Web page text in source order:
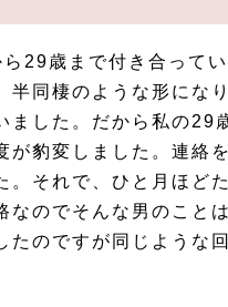
29歳まで付き合って
半同棲のような形にな
ました。だから私の29
が豹変しました。連絡
。それで、ひと月ほど
なのでそんな男のこと
たのですが同じような